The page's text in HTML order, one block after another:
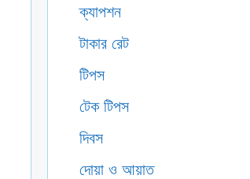
ক্যাপশন
টাকার রেট
টিপস
টেক টিপস
দিবস
দোয়া ও আয়াত